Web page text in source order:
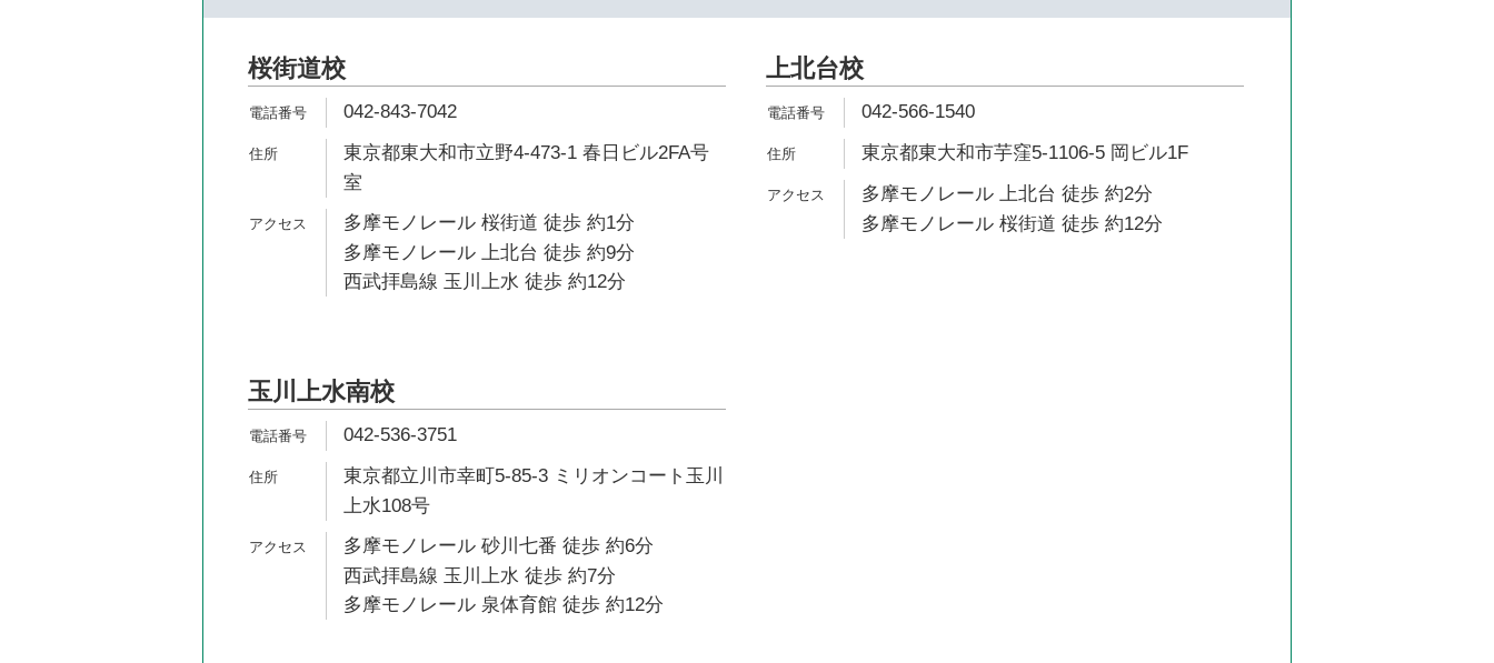
桜街道校
042-843-7042
東京都東大和市立野4-473-1 春日ビル2FA号
室
多摩モノレール 桜街道 徒歩 約1分
多摩モノレール 上北台 徒歩 約9分
西武拝島線 玉川上水 徒歩 約12分
上北台校
042-566-1540
東京都東大和市芋窪5-1106-5 岡ビル1F
多摩モノレール 上北台 徒歩 約2分
多摩モノレール 桜街道 徒歩 約12分
玉川上水南校
042-536-3751
東京都立川市幸町5-85-3 ミリオンコート玉川
上水108号
多摩モノレール 砂川七番 徒歩 約6分
西武拝島線 玉川上水 徒歩 約7分
多摩モノレール 泉体育館 徒歩 約12分